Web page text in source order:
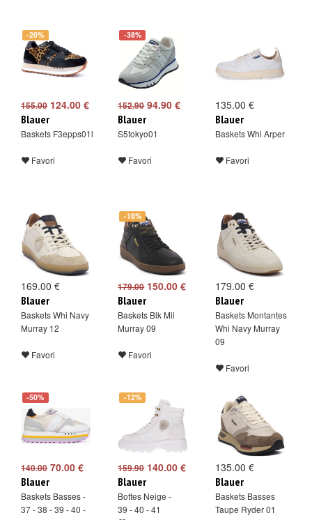
-20%
155.00 124.00 €
Blauer
Baskets F3epps01l
Favori
-38%
152.9094.90 €
Blauer
S5tokyo01
Favori
135.00 €
Blauer
Baskets Whi Arper
Favori
169.00 €
Blauer
Baskets Whi Navy
Murray 12
Favori
-16%
179.00150.00 €
Blauer
Baskets Blk Mil
Murray 09
Favori
179.00 €
Blauer
Baskets Montantes
Whi Navy Murray
09
Favori
-50%
140.00 70.00 €
Blauer
Baskets Basses -
37 - 38 - 39 - 40 -
-12%
159.90140.00 €
Blauer
Bottes Neige -
39 - 40 - 41
135.00 €
Blauer
Baskets Basses
Taupe Ryder 01